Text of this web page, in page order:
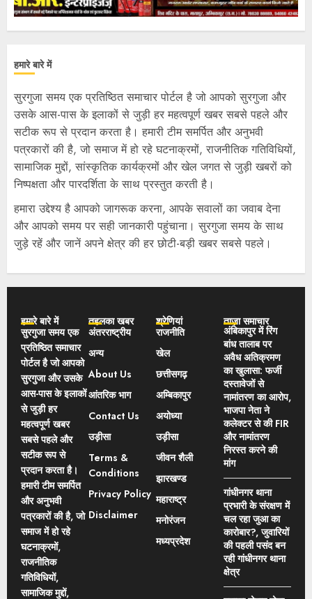
हमारे बारे में
सुरगुजा समय एक प्रतिष्ठित समाचार पोर्टल है जो आपको सुरगुजा और
उसके आस-पास के इलाकों से जुड़ी हर महत्वपूर्ण खबर सबसे पहले और
सटीक रूप से प्रदान करता है। हमारी टीम समर्पित और अनुभवी
पत्रकारों की है, जो समाज में हो रहे घटनाक्रमों, राजनीतिक गतिविधियों,
सामाजिक मुद्दों, सांस्कृतिक कार्यक्रमों और खेल जगत से जुड़ी खबरों को
निष्पक्षता और पारदर्शिता के साथ प्रस्तुत करती है।
हमारा उद्देश्य है आपको जागरूक करना, आपके सवालों का जवाब देना
और आपको समय पर सही जानकारी पहुंचाना। सुरगुजा समय के साथ
जुड़े रहें और जानें अपने क्षेत्र की हर छोटी-बड़ी खबर सबसे पहले।
हमारे बारे में
सुरगुजा समय एक
प्रतिष्ठित समाचार
पोर्टल है जो आपको
सुरगुजा और उसके
आस-पास के इलाकों
से जुड़ी हर
महत्वपूर्ण खबर
सबसे पहले और
सटीक रूप से
प्रदान करता है।
हमारी टीम समर्पित
और अनुभवी
पत्रकारों की है, जो
समाज में हो रहे
घटनाक्रमों,
राजनीतिक
गतिविधियों,
सामाजिक मुद्दों,
तहलका खबर
अंतरराष्ट्रीय
अन्य
About Us
आंतरिक भाग
Contact Us
उड़ीसा
Terms &
Conditions
Privacy Policy
Disclaimer
श्रेणियां
राजनीति
खेल
छत्तीसगढ़
अम्बिकापुर
अयोध्या
उड़ीसा
जीवन शैली
झारखण्ड
महाराष्ट्र
मनोरंजन
मध्यप्रदेश
ताज़ा समाचार
अंबिकापुर में रिंग
बांध तालाब पर
अवैध अतिक्रमण
का खुलासा: फर्जी
दस्तावेजों से
नामांतरण का आरोप,
भाजपा नेता ने
कलेक्टर से की FIR
और नामांतरण
निरस्त करने की
मांग
गांधीनगर थाना
प्रभारी के संरक्षण में
चल रहा जुआ का
कारोबार?, जुवारियों
की पहली पसंद बन
रही गांधीनगर थाना
क्षेत्र